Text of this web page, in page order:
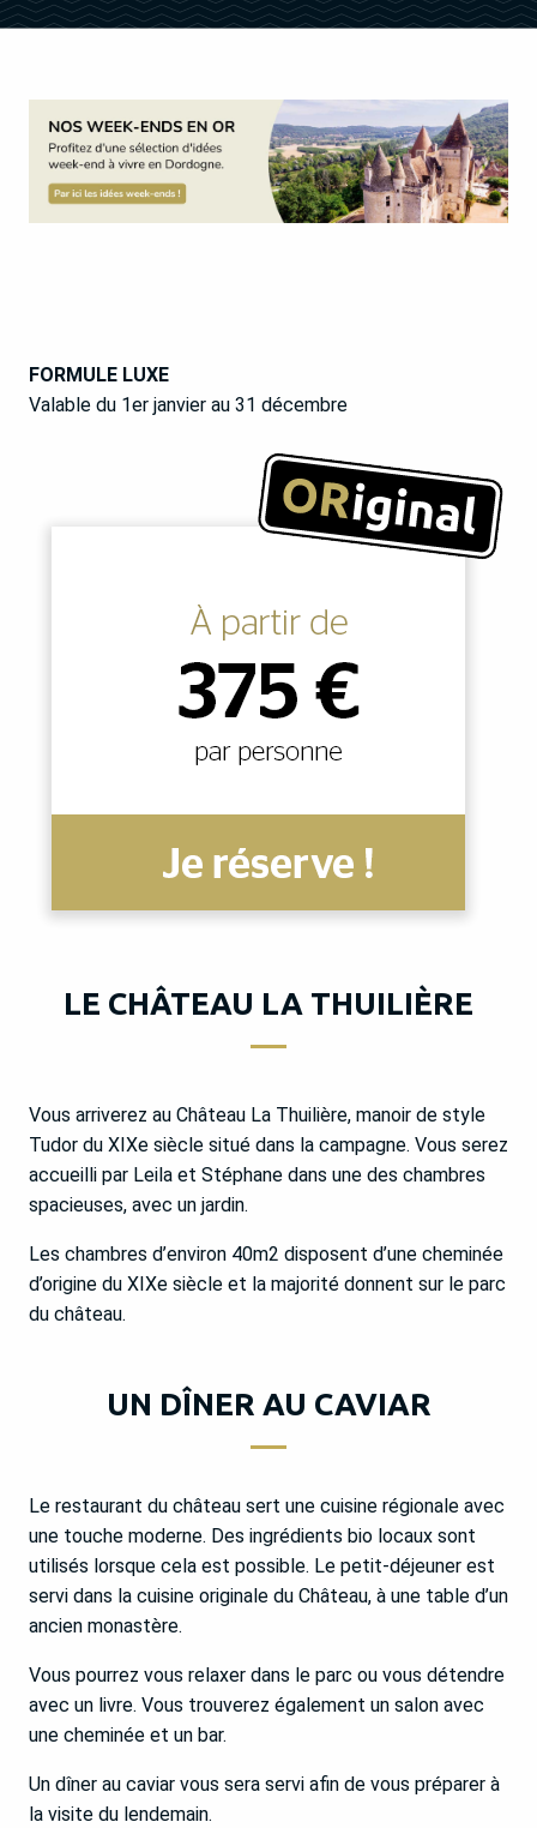
FORMULE LUXE
Valable du 1er janvier au 31 décembre
LE CHÂTEAU LA THUILIÈRE
Vous arriverez au Château La Thuilière, manoir de style
Tudor du XIXe siècle situé dans la campagne. Vous serez
accueilli par Leila et Stéphane dans une des chambres
spacieuses, avec un jardin.
Les chambres d’environ 40m2 disposent d’une cheminée
d’origine du XIXe siècle et la majorité donnent sur le parc
du château.
UN DÎNER AU CAVIAR
Le restaurant du château sert une cuisine régionale avec
une touche moderne. Des ingrédients bio locaux sont
utilisés lorsque cela est possible. Le petit-déjeuner est
servi dans la cuisine originale du Château, à une table d’un
ancien monastère.
Vous pourrez vous relaxer dans le parc ou vous détendre
avec un livre. Vous trouverez également un salon avec
une cheminée et un bar.
Un dîner au caviar vous sera servi afin de vous préparer à
la visite du lendemain.